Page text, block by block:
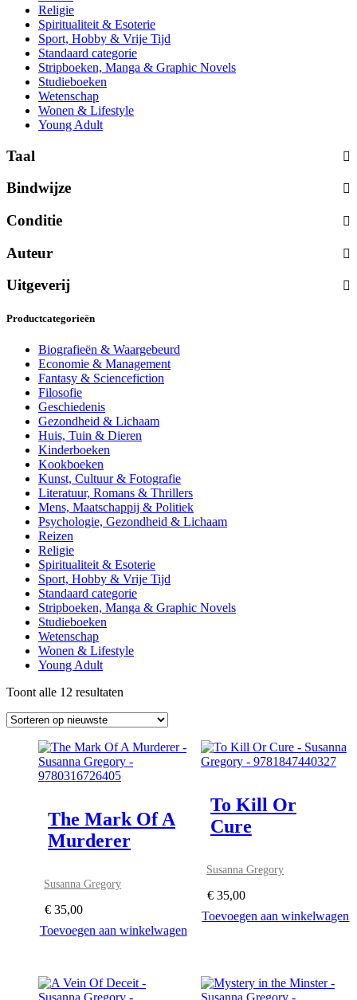
Religie
Spiritualiteit & Esoterie
Sport, Hobby & Vrije Tijd
Standaard categorie
Stripboeken, Manga & Graphic Novels
Studieboeken
Wetenschap
Wonen & Lifestyle
Young Adult
Taal
Bindwijze
Conditie
Auteur
Uitgeverij
Productcategorieën
Biografieën & Waargebeurd
Economie & Management
Fantasy & Sciencefiction
Filosofie
Geschiedenis
Gezondheid & Lichaam
Huis, Tuin & Dieren
Kinderboeken
Kookboeken
Kunst, Cultuur & Fotografie
Literatuur, Romans & Thrillers
Mens, Maatschappij & Politiek
Psychologie, Gezondheid & Lichaam
Reizen
Religie
Spiritualiteit & Esoterie
Sport, Hobby & Vrije Tijd
Standaard categorie
Stripboeken, Manga & Graphic Novels
Studieboeken
Wetenschap
Wonen & Lifestyle
Young Adult
Toont alle 12 resultaten
nieuwste
The Mark Of A
Murderer
Susanna Gregory
€ 35,00
Toevoegen aan winkelwagen
To Kill Or
Cure
Susanna Gregory
€35,00
Toevoegen aan winkelwagen